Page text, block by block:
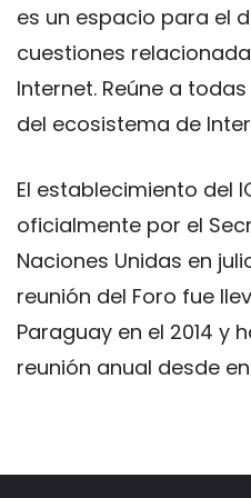
es un espacio para el
cuestiones
Internet. Reúne a
​​del ecosistema de
El establecimiento del
oficialmente por el
Naciones Unidas en
reunión del Foro fue
Paraguay en el 2014 y
reunión anual desde